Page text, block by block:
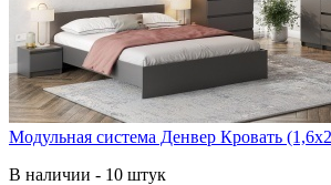
Модульная система Денвер Кровать
В наличии - 10 штук